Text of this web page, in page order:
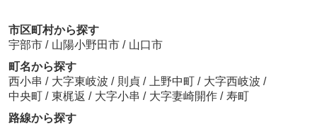
市区町村から探す
宇部市 / 山陽小野田市 / 山口市
町名から探す
西小串 / 大字東岐波 / 則貞 / 上野中町 / 大字西岐波 /
中央町 / 東梶返 / 大字小串 / 大字妻崎開作 / 寿町
路線から探す